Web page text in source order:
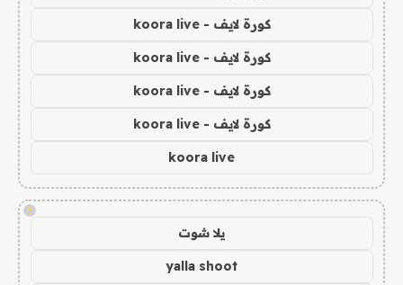
كورة لايف - koora live
كورة لايف - koora live
كورة لايف - koora live
كورة لايف - koora live
koora live
!
يلا شوت
yalla shoot